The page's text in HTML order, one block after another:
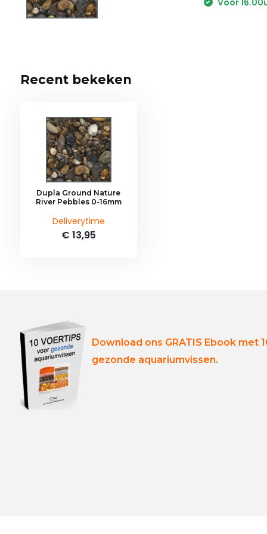
Recent bekeken
Dupla Ground Nature
River Pebbles 0-16mm
Deliverytime
€ 13,95
Download ons GRATIS Ebook met
gezonde aquariumvissen.